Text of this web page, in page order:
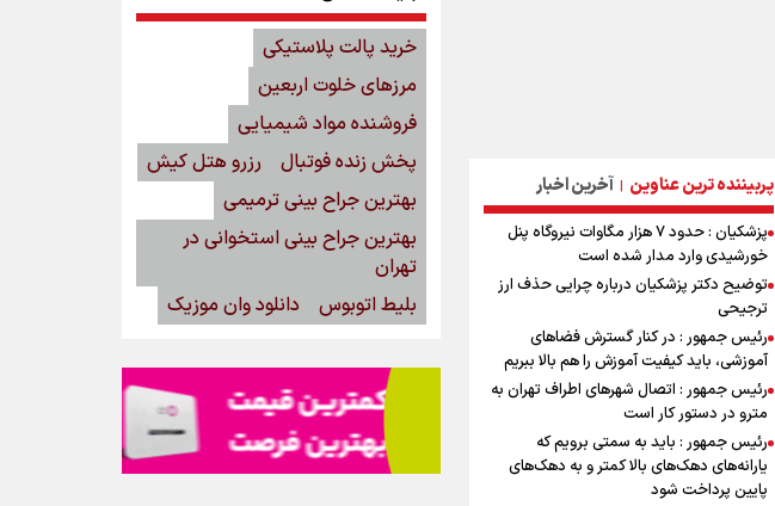
پربیننده ترین عناوین | آخرین اخبار
پزشکیان : حدود ۷ هزار مگاوات نیروگاه پنل
خورشیدی وارد مدار شده است
توضیح دکتر پزشکیان درباره چرایی حذف ارز
ترجیحی
رئیس جمهور : در کنار گسترش فضاهای
آموزشی، باید کیفیت آموزش را هم بالا ببریم
رئیس جمهور : اتصال شهرهای اطراف تهران به
مترو در دستور کار است
رئیس جمهور : باید به سمتی برویم که
یارانه‌های دهک‌های بالا کمتر و به دهک‌های
پایین پرداخت شود
خرید پالت پلاستیکی
مرزهای خلوت اربعین
فروشنده مواد شیمیایی
پخش زنده فوتبال
رزرو هتل کیش
بهترین جراح بینی ترمیمی
بهترین جراح بینی استخوانی در
تهران
بلیط اتوبوس
دانلود وان موزیک